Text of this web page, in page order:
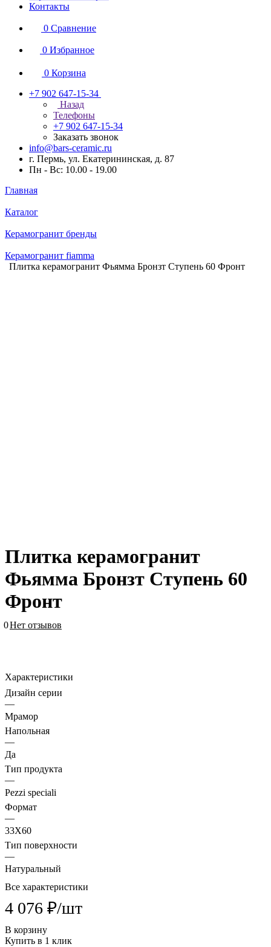
Контакты
0 Сравнение
0 Избранное
0 Корзина
+7 902 647-15-34
Назад
Телефоны
+7 902 647-15-34
Заказать звонок
info@bars-ceramic.ru
г. Пермь, ул. Екатерининская, д. 87
Пн - Вс: 10.00 - 19.00
Главная
Каталог
Керамогранит бренды
Керамогранит fiamma
Плитка керамогранит Фьямма Бронзт Ступень 60 Фронт
Плитка керамогранит
Фьямма Бронзт Ступень 60
Фронт
0Нет отзывов
Характеристики
Дизайн серии
—
Мрамор
Напольная
—
Да
Тип продукта
—
Pezzi speciali
Формат
—
33X60
Тип поверхности
—
Натуральный
Все характеристики
4 076 ₽/шт
В корзину
Купить в 1 клик